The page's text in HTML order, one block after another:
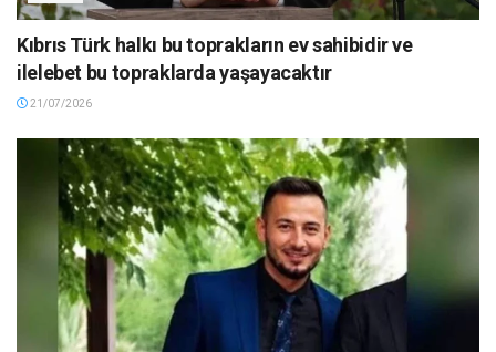
Kıbrıs Türk halkı bu toprakların ev sahibidir ve
ilelebet bu topraklarda yaşayacaktır
21/07/2026